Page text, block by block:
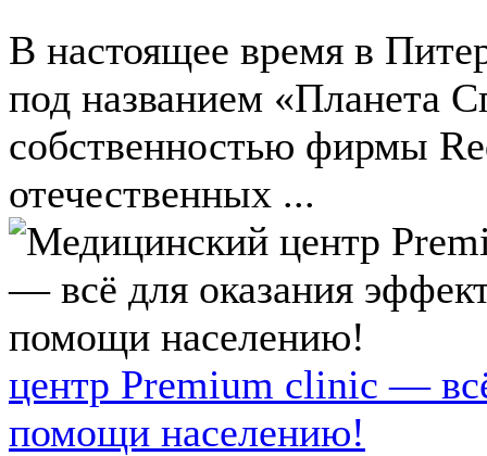
В настоящее время в
под названием «Планета
собственностью фирмы
отечественных ...
центр Premium clinic —
помощи населению!